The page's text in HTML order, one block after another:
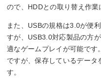
ので、HDDとの取り替え作業
また、USBの規格は3.0が便
すが、USB3.0対応製品の方
適なゲームプレイが可能です
ですが、保存しているデータ
す。